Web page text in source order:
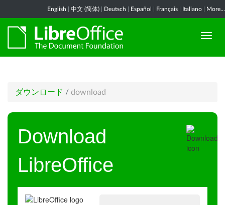
English 中文 (简体) Deutsch Español Français Italiano More...
ダウンロード / download
Download
LibreOffice